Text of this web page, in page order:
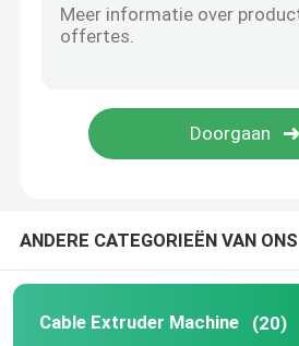
kabelspinmachine
koperen lasmachine
Lasersnijmachine
Kabelbollen
ANDERE CATEGORIEËN VAN ONS
Cable Extruder Machine (20)